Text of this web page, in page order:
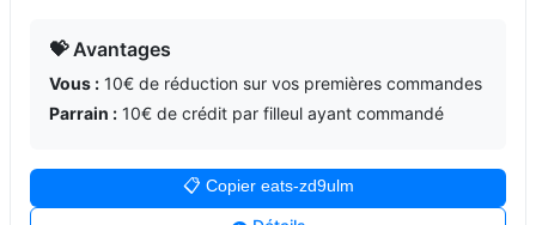
💝 Avantages
Vous : 10€ de réduction sur vos premières commandes
Parrain : 10€ de crédit par filleul ayant commandé
📋 Copier eats-zd9ulm